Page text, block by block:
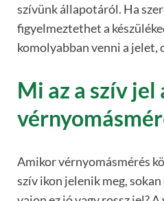
szívünk állapotáról. Ha
figyelmeztethet a
komolyabban venni a jelet,
Mi az a szív jel
Amikor vérnyomásmérés
szív ikon jelenik meg,